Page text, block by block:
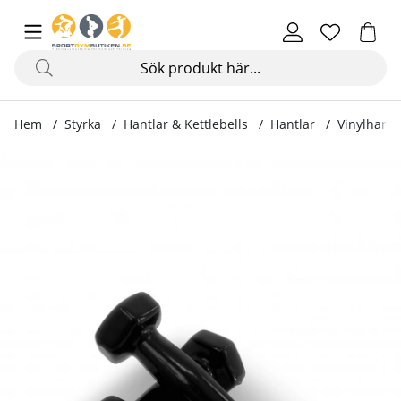
Hem Styrka Hantlar & Kettlebells Hantlar